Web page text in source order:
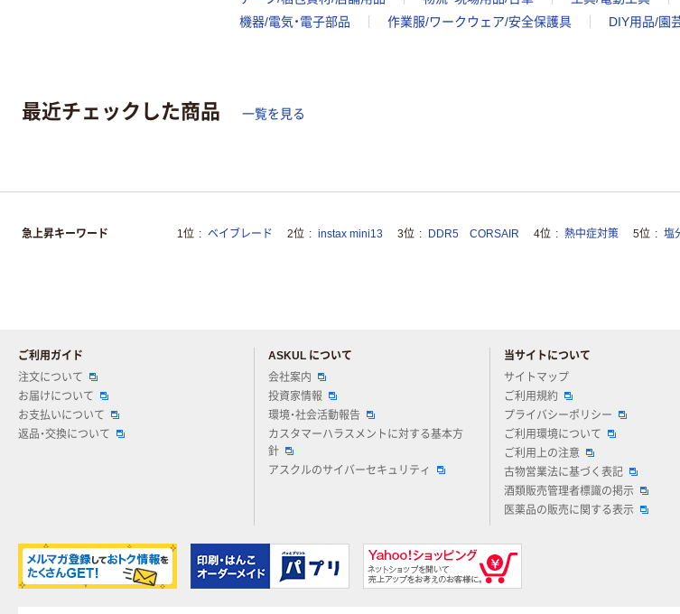
機器/電気・電子部品
作業服/ワークウェア/安全保護具 DIY用品/園
最近チェックした商品 一覧を見る
急上昇キーワード 1位 ベイブレード 2位 instax mini13 3位 DDR5 CORSAIR 4位 熱中症対策 5位 塩
ご利用ガイド
注文について
お届けについて
お支払いについて
返品・交換について
ASKUL について
会社案内
投資家情報
環境・社会活動報告
カスタマーハラスメントに対する基本方
針
アスクルのサイバーセキュリティ
当サイトについて
サイトマップ
ご利用規約
プライバシーポリシー
ご利用環境について
ご利用上の注意
古物営業法に基づく表記
酒類販売管理者標識の掲示
医薬品の販売に関する表示